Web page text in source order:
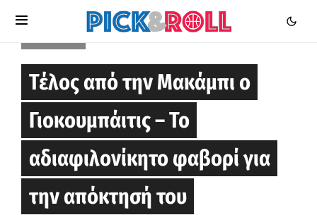
Τέλος από την Μακάμπι ο
Γιοκουμπάιτις – Το
αδιαφιλονίκητο φαβορί για
την απόκτησή του